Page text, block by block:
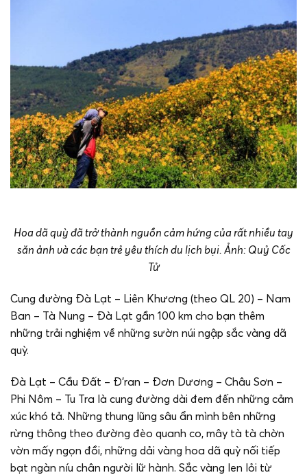
Hoa dã quỳ đã trở thành nguồn cảm hứng của rất nhiều tay
săn ảnh và các bạn trẻ yêu thích du lịch bụi. Ảnh: Quỷ Cốc
Tử
Cung đường Đà Lạt – Liên Khương (theo QL 20) – Nam
Ban – Tà Nung – Đà Lạt gần 100 km cho bạn thêm
những trải nghiệm về những sườn núi ngập sắc vàng dã
quỳ.
Đà Lạt – Cầu Đất – Đ’ran – Đơn Dương – Châu Sơn –
Phi Nôm – Tu Tra là cung đường dài đem đến những cảm
xúc khó tả. Những thung lũng sâu ẩn mình bên những
rừng thông theo đường đèo quanh co, mây tà tà chờn
vờn mấy ngọn đồi, những dải vàng hoa dã quỳ nối tiếp
bạt ngàn níu chân người lữ hành. Sắc vàng len lỏi từ